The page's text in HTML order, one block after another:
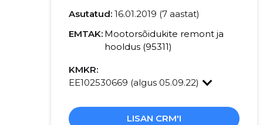
Asutatud: 16.01.2019 (7 aastat)
EMTAK: Mootorsõidukite remont ja
hooldus (95311)
KMKR:
EE102530669 (algus 05.09.22)
LISAN CRM'I